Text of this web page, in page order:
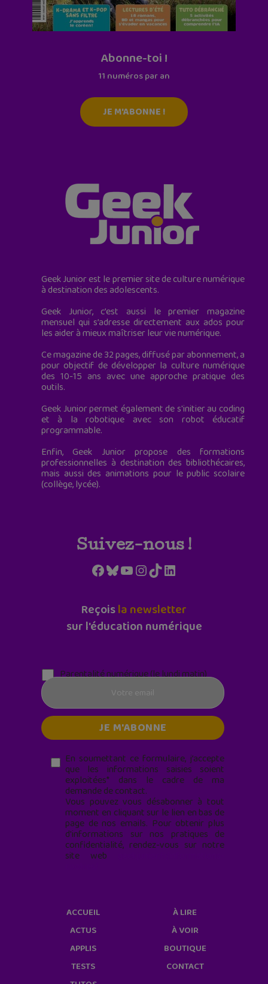
Abonne-toi !
11 numéros par an
JE M'ABONNE !
Geek Junior est le premier site de culture numérique
à destination des adolescents.
Geek Junior, c’est aussi le premier magazine
mensuel qui s’adresse directement aux ados pour
les aider à mieux maîtriser leur vie numérique.
Ce magazine de 32 pages, diffusé par abonnement, a
pour objectif de développer la culture numérique
des 10-15 ans avec une approche pratique des
outils.
Geek Junior permet également de s'initier au coding
et à la robotique avec son robot éducatif
programmable.
Enfin, Geek Junior propose des formations
professionnelles à destination des bibliothécaires,
mais aussi des animations pour le public scolaire
(collège, lycée).
Suivez-nous !
Facebook
Bluesky
YouTube
Instagram
TikTokLinkedIn
Reçoisla newsletter
sur l'éducation numérique
Parentalité numérique (le lundi matin)
En soumettant ce formulaire, j’accepte
que les informations saisies soient
exploitées* dans le cadre de ma
demande de contact.
Vous pouvez vous désabonner à tout
moment en cliquant sur le lien en bas de
page de nos emails. Pour obtenir plus
d'informations sur nos pratiques de
confidentialité, rendez-vous sur notre
site web
ACCUEIL
ACTUS
APPLIS
TESTS
À LIRE
À VOIR
BOUTIQUE
CONTACT